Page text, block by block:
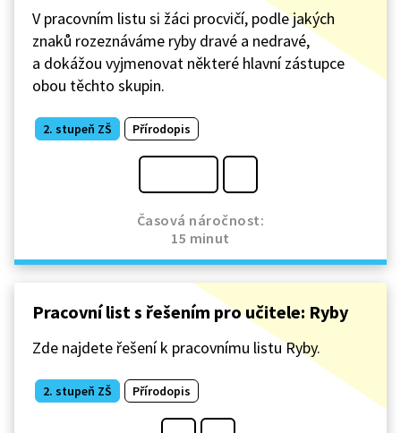
V pracovním listu si žáci procvičí, podle jakých
znaků rozeznáváme ryby dravé a nedravé,
a dokážou vyjmenovat některé hlavní zástupce
obou těchto skupin.
2. stupeň ZŠ Přírodopis
Časová náročnost:
15 minut
Pracovní list s řešením pro učitele: Ryby
Zde najdete řešení k pracovnímu listu Ryby.
2. stupeň ZŠ Přírodopis